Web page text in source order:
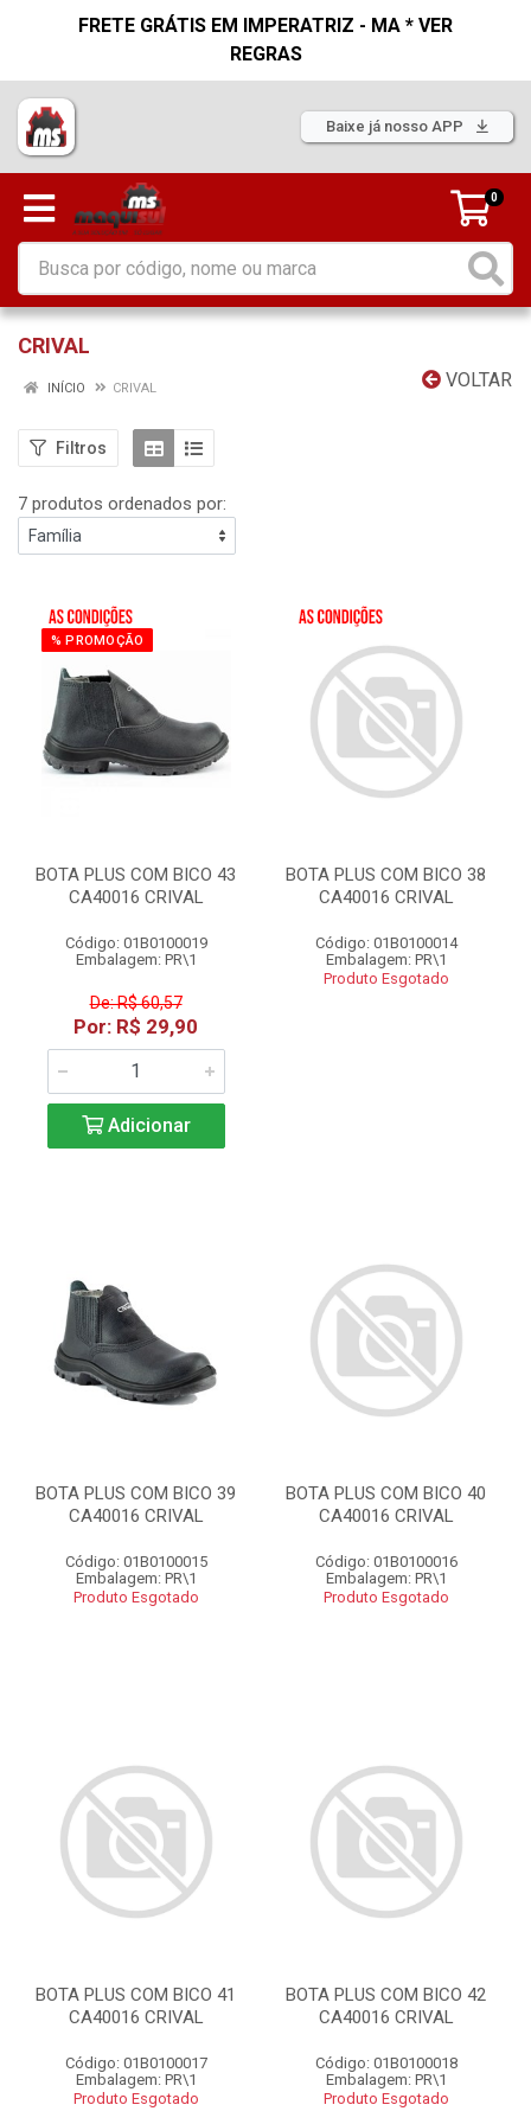
FRETE GRÁTIS EM IMPERATRIZ - MA * VER
REGRAS
Baixe já nosso APP
0
CRIVAL
VOLTAR
INÍCIO CRIVAL
Filtros
7 produtos ordenados por:
% PROMOÇÃO
BOTA PLUS COM BICO 43
CA40016 CRIVAL
Código: 01B0100019
Embalagem: PR\1
De: R$ 60,57
Por: R$ 29,90
Adicionar
BOTA PLUS COM BICO 38
CA40016 CRIVAL
Código: 01B0100014
Embalagem: PR\1
Produto Esgotado
BOTA PLUS COM BICO 39
CA40016 CRIVAL
Código: 01B0100015
Embalagem: PR\1
Produto Esgotado
BOTA PLUS COM BICO 40
CA40016 CRIVAL
Código: 01B0100016
Embalagem: PR\1
Produto Esgotado
BOTA PLUS COM BICO 41
CA40016 CRIVAL
Código: 01B0100017
Embalagem: PR\1
Produto Esgotado
BOTA PLUS COM BICO 42
CA40016 CRIVAL
Código: 01B0100018
Embalagem: PR\1
Produto Esgotado